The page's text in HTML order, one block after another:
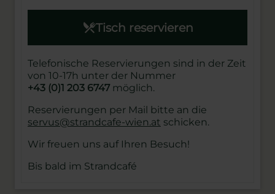
Tisch reservieren
Telefonische Reservierungen sind in der Zeit
von 10-17h unter der Nummer
+43 (0)1 203 6747 möglich.
Reservierungen per Mail bitte an die
servus@strandcafe-wien.at schicken.
Wir freuen uns auf Ihren Besuch!
Bis bald im Strandcafé